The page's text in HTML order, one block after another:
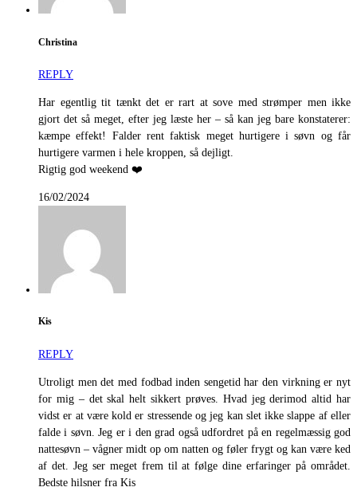
Christina
REPLY
Har egentlig tit tænkt det er rart at sove med strømper men ikke
gjort det så meget, efter jeg læste her – så kan jeg bare konstaterer:
kæmpe effekt! Falder rent faktisk meget hurtigere i søvn og får
hurtigere varmen i hele kroppen, så dejligt.
Rigtig god weekend ❤️
16/02/2024
Kis
REPLY
Utroligt men det med fodbad inden sengetid har den virkning er nyt
for mig – det skal helt sikkert prøves. Hvad jeg derimod altid har
vidst er at være kold er stressende og jeg kan slet ikke slappe af eller
falde i søvn. Jeg er i den grad også udfordret på en regelmæssig god
nattesøvn – vågner midt op om natten og føler frygt og kan være ked
af det. Jeg ser meget frem til at følge dine erfaringer på området.
Bedste hilsner fra Kis